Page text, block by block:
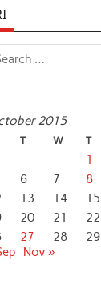
2015
T W T
1
6 7 8
13 14 15
20 21 22
27 28 29
Nov »